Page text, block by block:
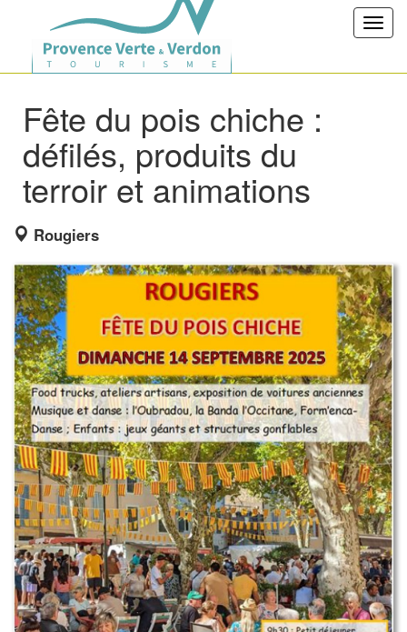
Fête du pois chiche :
défilés, produits du
terroir et animations
Rougiers